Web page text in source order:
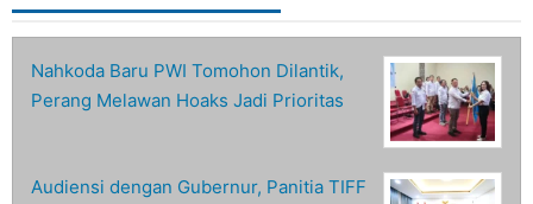
Nahkoda Baru PWI Tomohon Dilantik,
Perang Melawan Hoaks Jadi Prioritas
Audiensi dengan Gubernur, Panitia TIFF